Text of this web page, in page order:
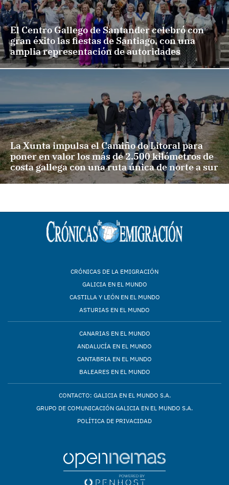
El Centro Gallego de Santander celebró con
gran éxito las fiestas de Santiago, con una
amplia representación de autoridades
La Xunta impulsa el Camiño do Litoral para
poner en valor los más de 2.500 kilómetros de
costa gallega con una ruta única de norte a sur
CRÓNICAS DE LA EMIGRACIÓN
GALICIA EN EL MUNDO
CASTILLA Y LEÓN EN EL MUNDO
ASTURIAS EN EL MUNDO
CANARIAS EN EL MUNDO
ANDALUCÍA EN EL MUNDO
CANTABRIA EN EL MUNDO
BALEARES EN EL MUNDO
CONTACTO: GALICIA EN EL MUNDO S.A.
GRUPO DE COMUNICACIÓN GALICIA EN EL MUNDO S.A.
POLÍTICA DE PRIVACIDAD